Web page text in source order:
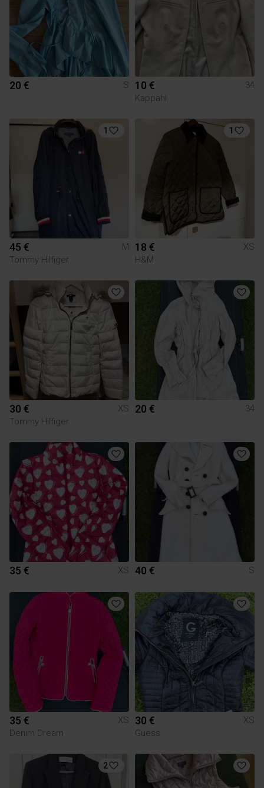
20 € S 10 €
34
Kappahl
1
45 €
M
Tommy Hilfiger
1
18 €
XS
H&M
30 €
XS
Tommy Hilfiger
20 € 34
35 € XS 40 € S
35 €
XS
Denim Dream
30 €
XS
Guess
2